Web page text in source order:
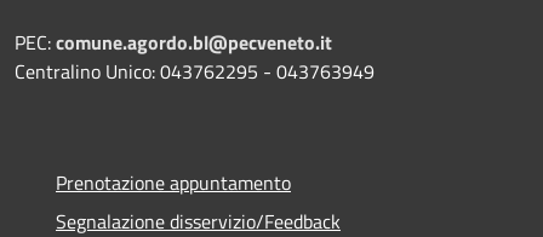
PEC:comune.agordo.bl@pecveneto.it
Centralino Unico: 043762295 - 043763949
Prenotazione appuntamento
Segnalazione disservizio/Feedback